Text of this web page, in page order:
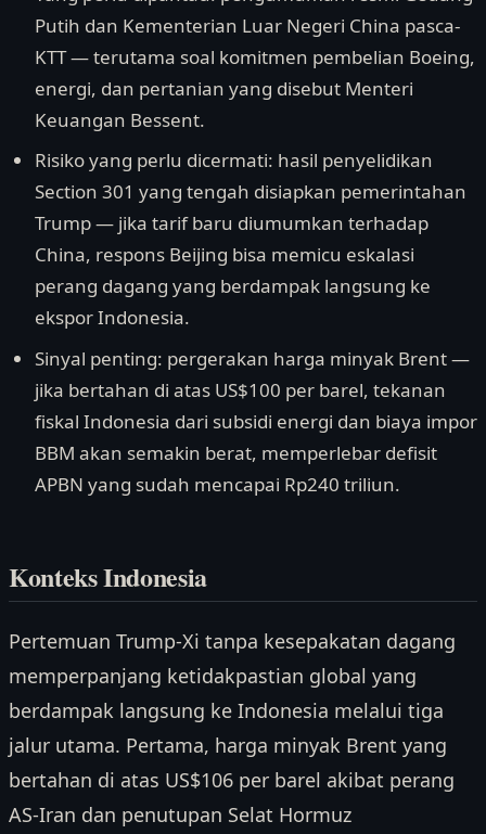
Putih dan Kementerian Luar Negeri China pasca-
KTT — terutama soal komitmen pembelian Boeing,
energi, dan pertanian yang disebut Menteri
Keuangan Bessent.
Risiko yang perlu dicermati: hasil penyelidikan
Section 301 yang tengah disiapkan pemerintahan
Trump — jika tarif baru diumumkan terhadap
China, respons Beijing bisa memicu eskalasi
perang dagang yang berdampak langsung ke
ekspor Indonesia.
Sinyal penting: pergerakan harga minyak Brent —
jika bertahan di atas US$100 per barel, tekanan
fiskal Indonesia dari subsidi energi dan biaya impor
BBM akan semakin berat, memperlebar defisit
APBN yang sudah mencapai Rp240 triliun.
Konteks Indonesia
Pertemuan Trump-Xi tanpa kesepakatan dagang
memperpanjang ketidakpastian global yang
berdampak langsung ke Indonesia melalui tiga
jalur utama. Pertama, harga minyak Brent yang
bertahan di atas US$106 per barel akibat perang
AS-Iran dan penutupan Selat Hormuz